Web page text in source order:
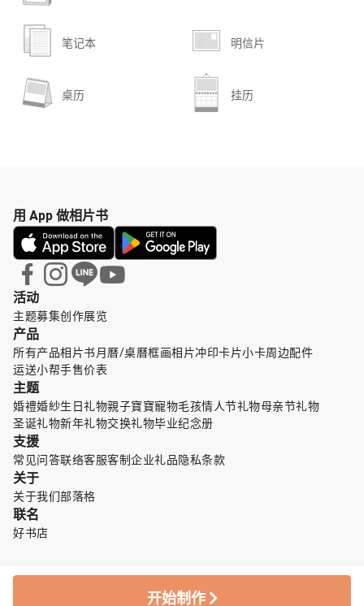
开始制作
笔记本 明信片
桌历 挂历
活动
主题募集创作展览
产品
所有产品相片书月曆/桌曆框画相片冲印卡片小卡周边配件
运送小帮手售价表
主题
婚禮婚紗生日礼物親子寶寶寵物毛孩情人节礼物母亲节礼物
圣诞礼物新年礼物交换礼物毕业纪念册
支援
常见问答联络客服客制企业礼品隐私条款
关于
关于我们部落格
联名
好书店
用 App 做相片书